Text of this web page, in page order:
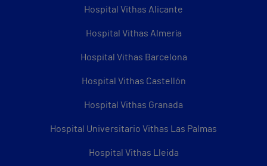
Hospital Vithas Alicante
Hospital Vithas Almería
Hospital Vithas Barcelona
Hospital Vithas Castellón
Hospital Vithas Granada
Hospital Universitario Vithas Las Palmas
Hospital Vithas Lleida